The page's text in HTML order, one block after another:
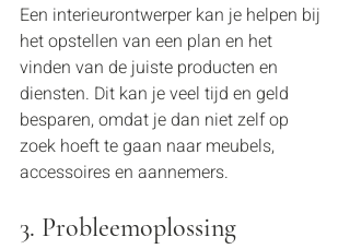
Een interieurontwerper kan je helpen bij
het opstellen van een plan en het
vinden van de juiste producten en
diensten. Dit kan je veel tijd en geld
besparen, omdat je dan niet zelf op
zoek hoeft te gaan naar meubels,
accessoires en aannemers.
3. Probleemoplossing